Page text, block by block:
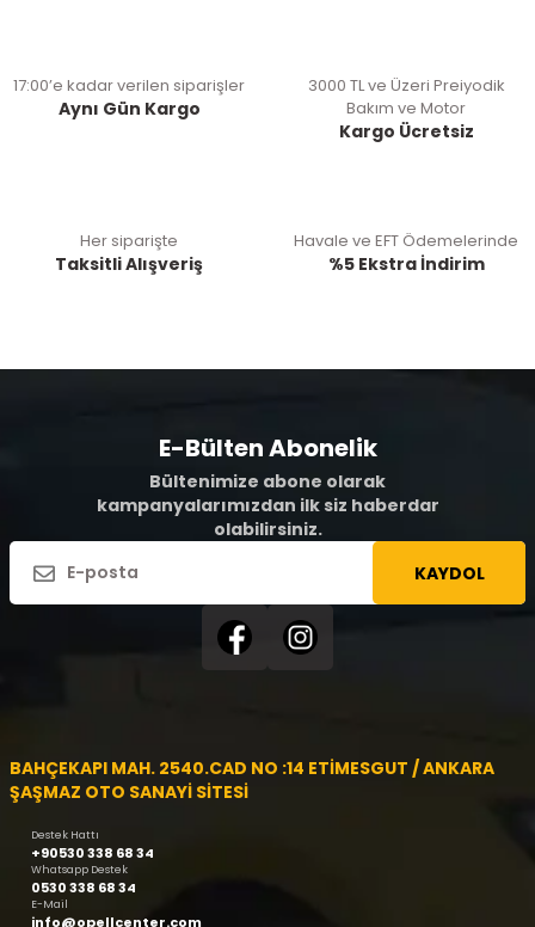
17:00’e kadar verilen siparişler
Aynı Gün Kargo
3000 TL ve Üzeri Preiyodik
Bakım ve Motor
Kargo Ücretsiz
Her siparişte
Taksitli Alışveriş
Havale ve EFT Ödemelerinde
%5 Ekstra İndirim
E-Bülten Abonelik
Bültenimize abone olarak
kampanyalarımızdan ilk siz haberdar
olabilirsiniz.
KAYDOL
BAHÇEKAPI MAH. 2540.CAD NO :14 ETİMESGUT / ANKARA
ŞAŞMAZ OTO SANAYİ SİTESİ
Destek Hattı
+90530 338 68 34
Whatsapp Destek
0530 338 68 34
E-Mail
info@opellcenter.com